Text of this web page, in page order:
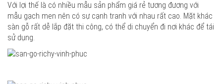
Với lợi thế là có nhiều mẫu sản phẩm giá rẻ tương đương với
mẫu gạch men nên có sự cạnh tranh với nhau rất cao. Mặt khác
sàn gỗ rất dễ lắp đặt thi công, có thể di chuyển đi nơi khác để tái
sử dụng.